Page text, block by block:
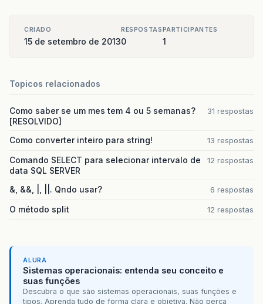
CRIADO
15 de setembro de 2013
RESPOSTAS
0
PARTICIPANTES
1
Topicos relacionados
Como saber se um mes tem 4 ou 5 semanas?
[RESOLVIDO]
31 respostas
Como converter inteiro para string! 13 respostas
Comando SELECT para selecionar intervalo de
data SQL SERVER
12 respostas
&, &&, |, ||. Qndo usar? 6 respostas
O método split 12 respostas
ALURA
Sistemas operacionais: entenda seu conceito e
suas funções
Descubra o que são sistemas operacionais, suas funções e
tipos. Aprenda tudo de forma clara e objetiva. Não perca